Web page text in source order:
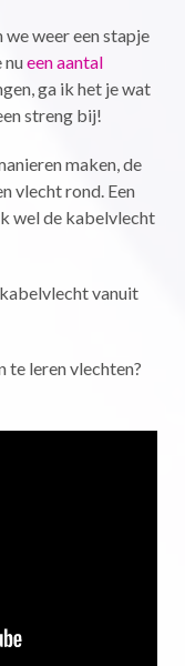
weer een stapje
nueen aantal
ga ik het je wat
streng bij!
maken, de
vlecht rond. Een
wel de kabelvlecht
vanuit
te leren vlechten?